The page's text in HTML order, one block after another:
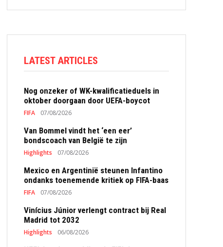
LATEST ARTICLES
Nog onzeker of WK-kwalificatieduels in
oktober doorgaan door UEFA-boycot
FIFA 07/08/2026
Van Bommel vindt het ‘een eer’
bondscoach van België te zijn
Highlights 07/08/2026
Mexico en Argentinië steunen Infantino
ondanks toenemende kritiek op FIFA-baas
FIFA 07/08/2026
Vinícius Júnior verlengt contract bij Real
Madrid tot 2032
Highlights 06/08/2026